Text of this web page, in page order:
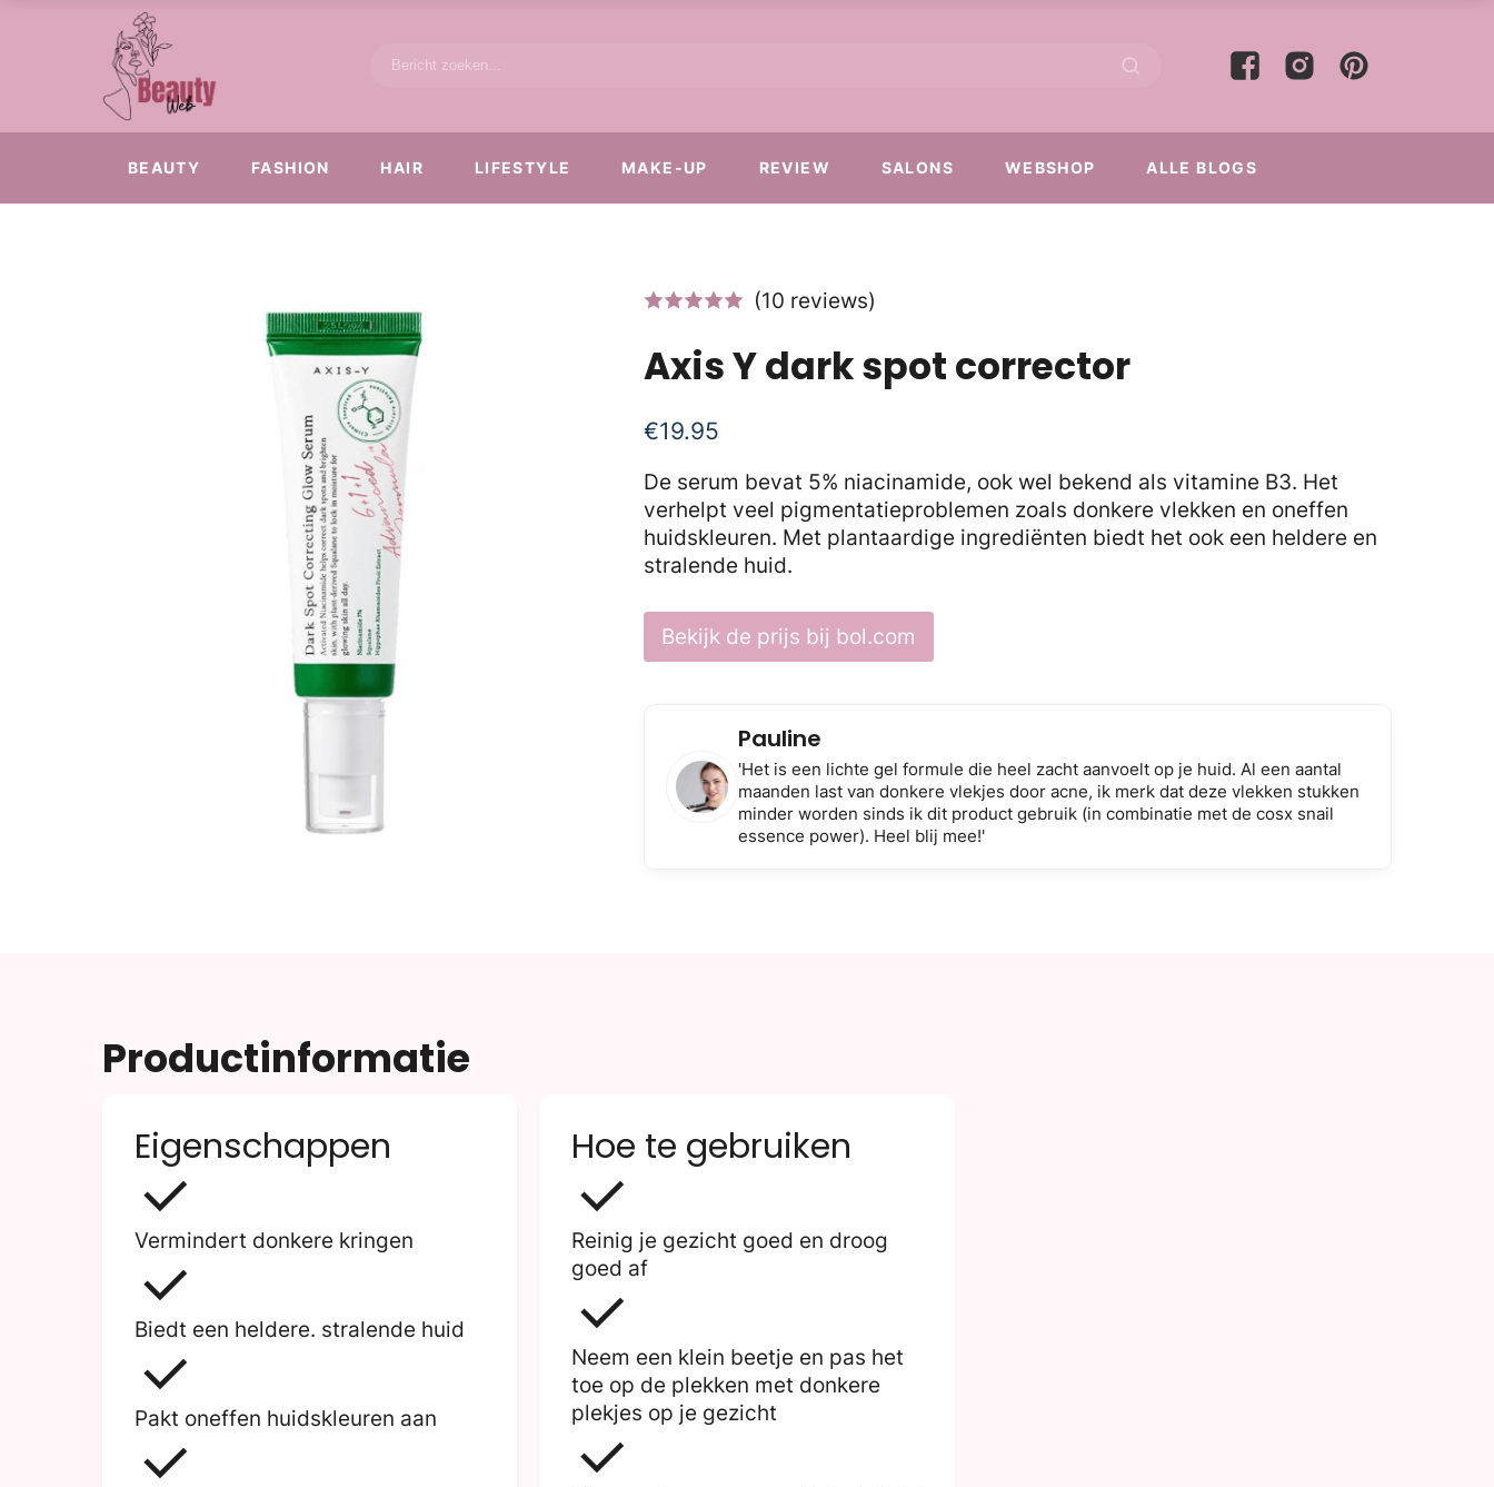
BEAUTY FASHION HAIR LIFESTYLE MAKE-UP REVIEW SALONS WEBSHOP ALLE BLOGS
(10 reviews)
Axis Y dark spot corrector
€19.95
De serum bevat 5% niacinamide, ook wel bekend als vitamine B3. Het
verhelpt veel pigmentatieproblemen zoals donkere vlekken en oneffen
huidskleuren. Met plantaardige ingrediënten biedt het ook een heldere en
stralende huid.
Bekijk de prijs bij bol.com
Pauline
'Het is een lichte gel formule die heel zacht aanvoelt op je huid. Al een aantal
maanden last van donkere vlekjes door acne, ik merk dat deze vlekken stukken
minder worden sinds ik dit product gebruik (in combinatie met de cosx snail
essence power). Heel blij mee!'
Productinformatie
Eigenschappen
Vermindert donkere kringen
Biedt een heldere. stralende huid
Pakt oneffen huidskleuren aan
Hoe te gebruiken
Reinig je gezicht goed en droog
goed af
Neem een klein beetje en pas het
toe op de plekken met donkere
plekjes op je gezicht